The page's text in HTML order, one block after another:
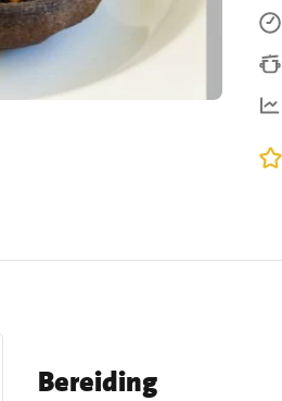
Bereiding